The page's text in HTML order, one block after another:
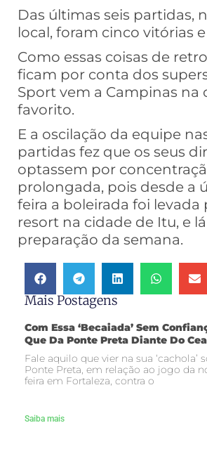
Das últimas seis partidas,
local, foram cinco vitórias
Como essas coisas de
ficam por conta dos
Sport vem a Campinas na
favorito.
E a oscilação da equipe
partidas fez que os seus
optassem por
prolongada, pois desde a
feira a boleirada foi levada
resort na cidade de Itu, e
preparação da semana.
Mais Postagens
Com Essa ‘becaiada’ Sem
Que Da Ponte Preta Diante Do
Fale aquilo que vier na sua ‘cachola’
Ponte Preta, em relação ao jogo da
feira em Fortaleza, contra o
Saiba mais